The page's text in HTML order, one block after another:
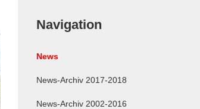
Navigation
News
News-Archiv 2017-2018
News-Archiv 2002-2016